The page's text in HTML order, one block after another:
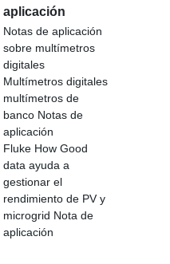
aplicación
Notas de aplicación
sobre multímetros
digitales
Multímetros digitales
multímetros de
banco Notas de
aplicación
Fluke How Good
data ayuda a
gestionar el
rendimiento de PV y
microgrid Nota de
aplicación